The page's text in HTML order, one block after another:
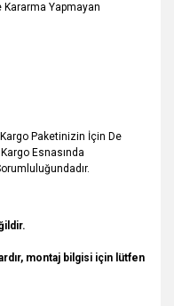
Kararma Yapmayan
Paketinizin İçin De
Esnasında
montaj bilgisi için lütfen